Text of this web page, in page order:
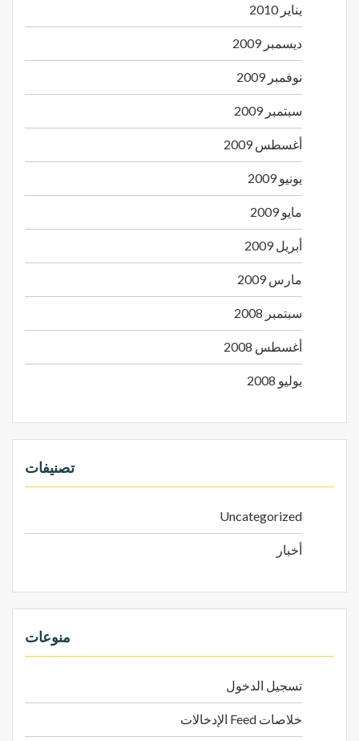
يناير 2010
ديسمبر 2009
نوفمبر 2009
سبتمبر 2009
أغسطس 2009
يونيو 2009
مايو 2009
أبريل 2009
مارس 2009
سبتمبر 2008
أغسطس 2008
يوليو 2008
تصنيفات
Uncategorized
أخبار
منوعات
تسجيل الدخول
خلاصات Feed الإدخالات